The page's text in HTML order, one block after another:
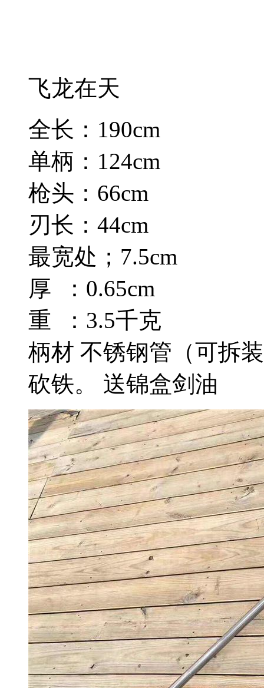
飞龙在天
全长：190cm
单柄：124cm
枪头：66cm
刃长：44cm
最宽处；7.5cm
厚 ：0.65cm
重 ：3.5千克
柄材 不锈钢管（可拆
砍铁。 送锦盒剑油